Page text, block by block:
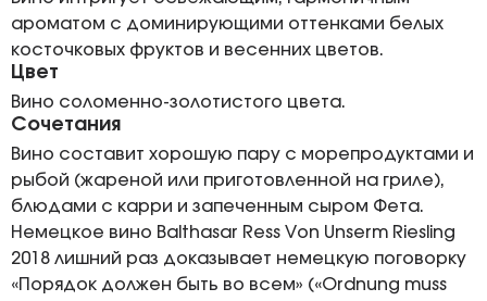
ароматом с доминирующими оттенками белых
косточковых фруктов и весенних цветов.
Цвет
Вино соломенно-золотистого цвета.
Сочетания
Вино составит хорошую пару с морепродуктами и
рыбой (жареной или приготовленной на гриле),
блюдами с карри и запеченным сыром Фета.
Немецкое вино Balthasar Ress Von Unserm Riesling
2018 лишний раз доказывает немецкую поговорку
«Порядок должен быть во всем» («Ordnung muss